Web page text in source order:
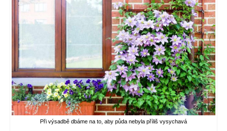
Při výsadbě dbáme na to, aby půda nebyla příliš vysychavá